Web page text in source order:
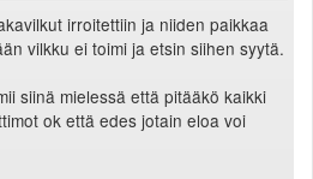
irroitettiin ja niiden paikkaa
vilkku ei toimi ja etsin siihen syytä.
siinä mielessä että pitääkö kaikki
ok että edes jotain eloa voi